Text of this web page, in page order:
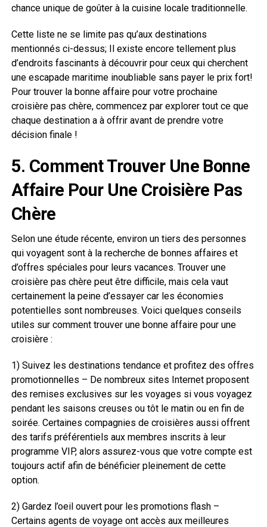
chance unique de goûter à la cuisine locale traditionnelle.
Cette liste ne se limite pas qu’aux destinations
mentionnés ci-dessus; Il existe encore tellement plus
d’endroits fascinants à découvrir pour ceux qui cherchent
une escapade maritime inoubliable sans payer le prix fort!
Pour trouver la bonne affaire pour votre prochaine
croisière pas chère, commencez par explorer tout ce que
chaque destination a à offrir avant de prendre votre
décision finale !
5. Comment Trouver Une Bonne
Affaire Pour Une Croisière Pas
Chère
Selon une étude récente, environ un tiers des personnes
qui voyagent sont à la recherche de bonnes affaires et
d’offres spéciales pour leurs vacances. Trouver une
croisière pas chère peut être difficile, mais cela vaut
certainement la peine d’essayer car les économies
potentielles sont nombreuses. Voici quelques conseils
utiles sur comment trouver une bonne affaire pour une
croisière :
1) Suivez les destinations tendance et profitez des offres
promotionnelles – De nombreux sites Internet proposent
des remises exclusives sur les voyages si vous voyagez
pendant les saisons creuses ou tôt le matin ou en fin de
soirée. Certaines compagnies de croisières aussi offrent
des tarifs préférentiels aux membres inscrits à leur
programme VIP, alors assurez-vous que votre compte est
toujours actif afin de bénéficier pleinement de cette
option.
2) Gardez l’oeil ouvert pour les promotions flash –
Certains agents de voyage ont accès aux meilleures